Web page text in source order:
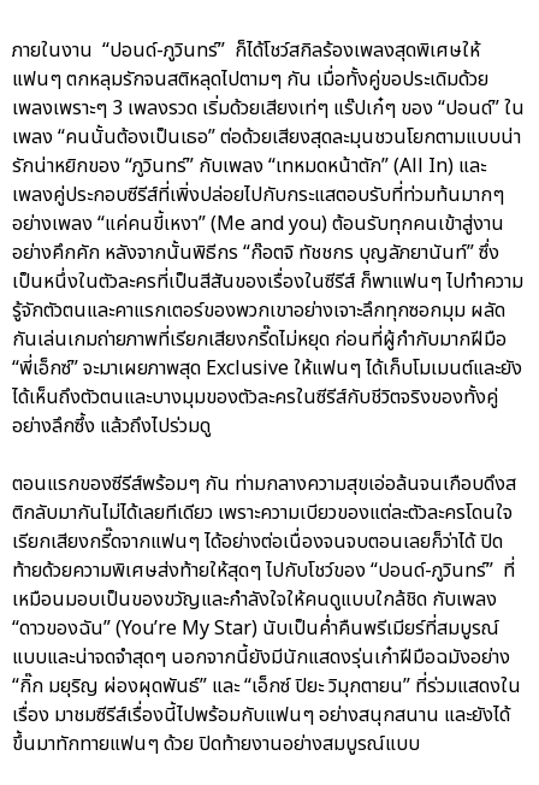
ภายในงาน “ปอนด์-ภูวินทร์” ก็ได้โชว์สกิลร้องเพลงสุดพิเศษให้
แฟนๆ ตกหลุมรักจนสติหลุดไปตามๆ กัน เมื่อทั้งคู่ขอประเดิมด้วย
เพลงเพราะๆ 3 เพลงรวด เริ่มด้วยเสียงเท่ๆ แร๊ปเก๋ๆ ของ “ปอนด์” ใน
เพลง “คนนั้นต้องเป็นเธอ” ต่อด้วยเสียงสุดละมุนชวนโยกตามแบบน่า
รักน่าหยิกของ “ภูวินทร์” กับเพลง “เทหมดหน้าตัก” (All In) และ
เพลงคู่ประกอบซีรีส์ที่เพิ่งปล่อยไปกับกระแสตอบรับที่ท่วมท้นมากๆ
อย่างเพลง “แค่คนขี้เหงา” (Me and you) ต้อนรับทุกคนเข้าสู่งาน
อย่างคึกคัก หลังจากนั้นพิธีกร “ก๊อตจิ ทัชชกร บุญลัภยานันท์” ซึ่ง
เป็นหนึ่งในตัวละครที่เป็นสีสันของเรื่องในซีรีส์ ก็พาแฟนๆ ไปทำความ
รู้จักตัวตนและคาแรกเตอร์ของพวกเขาอย่างเจาะลึกทุกซอกมุม ผลัด
กันเล่นเกมถ่ายภาพที่เรียกเสียงกรี๊ดไม่หยุด ก่อนที่ผู้กำกับมากฝีมือ
“พี่เอ็กซ์” จะมาเผยภาพสุด Exclusive ให้แฟนๆ ได้เก็บโมเมนต์และยัง
ได้เห็นถึงตัวตนและบางมุมของตัวละครในซีรีส์กับชีวิตจริงของทั้งคู่
อย่างลึกซึ้ง แล้วถึงไปร่วมดู
ตอนแรกของซีรีส์พร้อมๆ กัน ท่ามกลางความสุขเอ่อล้นจนเกือบดึงส
ติกลับมากันไม่ได้เลยทีเดียว เพราะความเบียวของแต่ละตัวละครโดนใจ
เรียกเสียงกรี๊ดจากแฟนๆ ได้อย่างต่อเนื่องจนจบตอนเลยก็ว่าได้ ปิด
ท้ายด้วยความพิเศษส่งท้ายให้สุดๆ ไปกับโชว์ของ “ปอนด์-ภูวินทร์” ที่
เหมือนมอบเป็นของขวัญและกำลังใจให้คนดูแบบใกล้ชิด กับเพลง
“ดาวของฉัน” (You’re My Star) นับเป็นค่ำคืนพรีเมียร์ที่สมบูรณ์
แบบและน่าจดจำสุดๆ นอกจากนี้ยังมีนักแสดงรุ่นเก๋าฝีมือฉมังอย่าง
“กิ๊ก มยุริญ ผ่องผุดพันธ์” และ “เอ็กซ์ ปิยะ วิมุกตายน” ที่ร่วมแสดงใน
เรื่อง มาชมซีรีส์เรื่องนี้ไปพร้อมกับแฟนๆ อย่างสนุกสนาน และยังได้
ขึ้นมาทักทายแฟนๆ ด้วย ปิดท้ายงานอย่างสมบูรณ์แบบ